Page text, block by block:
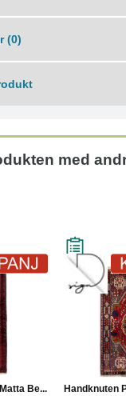
(0)
med
Be... Handknuten